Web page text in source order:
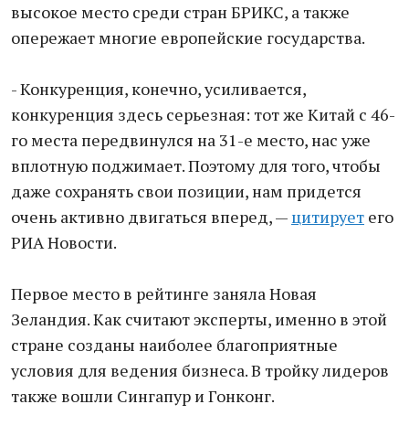
высокое место среди стран БРИКС, а также
опережает многие европейские государства.
- Конкуренция, конечно, усиливается,
конкуренция здесь серьезная: тот же Китай с 46-
го места передвинулся на 31-е место, нас уже
вплотную поджимает. Поэтому для того, чтобы
даже сохранять свои позиции, нам придется
очень активно двигаться вперед, — цитирует его
РИА Новости.
Первое место в рейтинге заняла Новая
Зеландия. Как считают эксперты, именно в этой
стране созданы наиболее благоприятные
условия для ведения бизнеса. В тройку лидеров
также вошли Сингапур и Гонконг.